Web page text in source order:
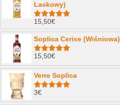
Laskowy)
Note4.98
sur 5
15,50€
Soplica Cerise (Wiśniowa)
Note5.00
sur 5
15,50€
Verre Soplica
Note
sur 5
3€